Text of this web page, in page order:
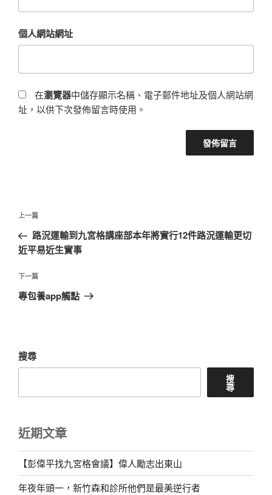
個人網站網址
在瀏覽器中儲存顯示名稱、電子郵件地址及個人網站網
址，以供下次發佈留言時使用。
文
導
覽
上
一
篇
章
上一篇
路況運輸到九宮格講座部本年將實行12件路況運輸更切
近平易近生實事
下
一
下一篇
專包養app觸點
搜尋
搜
尋
近期文章
【彭偉平找九宮格會議】偉人勵志出東山
年夜年頭一，新竹森和診所他們是最美逆行者